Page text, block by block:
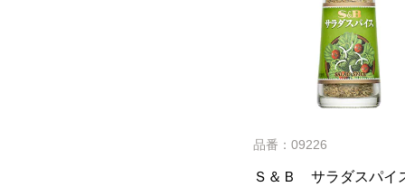
品番：09226
Ｓ＆Ｂ サラダスパイ